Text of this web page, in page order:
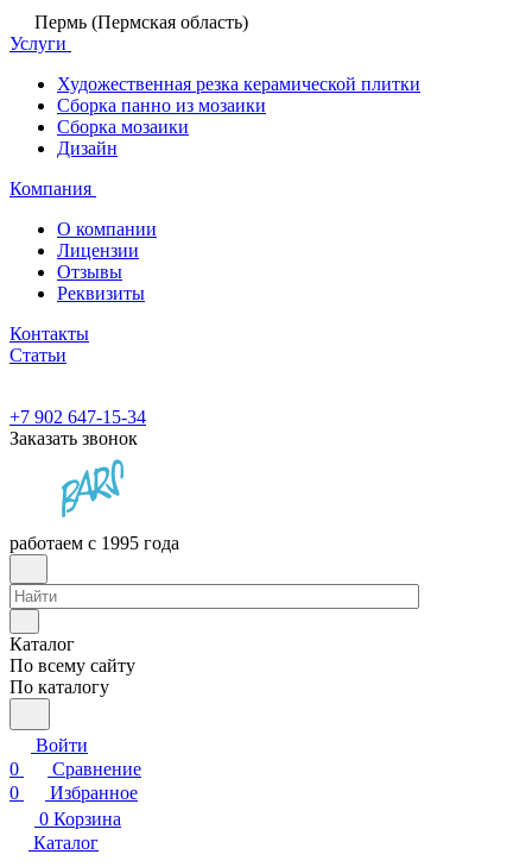
Пермь (Пермская область)
Услуги
Художественная резка керамической плитки
Сборка панно из мозаики
Сборка мозаики
Дизайн
Компания
О компании
Лицензии
Отзывы
Реквизиты
Контакты
Статьи
+7 902 647-15-34
Заказать звонок
работаем с 1995 года
Каталог
По всему сайту
По каталогу
Войти
0
Сравнение
0
Избранное
0 Корзина
Каталог